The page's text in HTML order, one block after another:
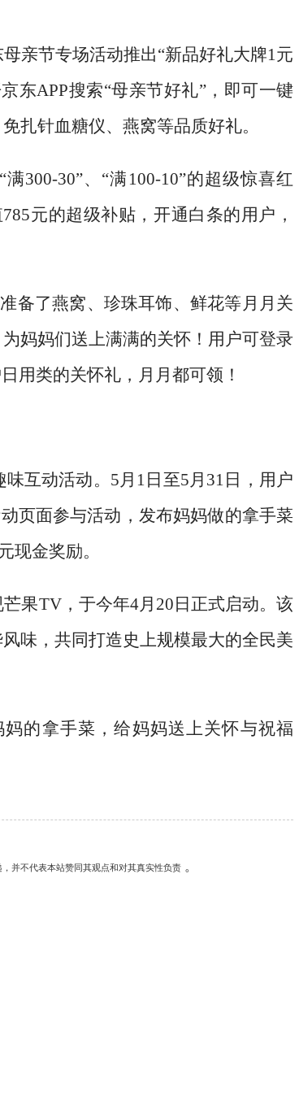
亲节专场活动推出“新品好礼大牌1元
东APP搜索“母亲节好礼”，即可一键
扎针血糖仪、燕窝等品质好礼。
满300-30”、“满100-10”的超级惊喜红
元的超级补贴，开通白条的用户，
备了燕窝、珍珠耳饰、鲜花等月月关
妈妈们送上满满的关怀！用户可登录
用类的关怀礼，月月都可领！
互动活动。 5月1日至5月31日，用户
页面参与活动，发布妈妈做的拿手菜
现金奖励。
果TV，于今年4月20日正式启动。该
味，共同打造史上规模最大的全民美
的拿手菜，给妈妈送上关怀与祝福
并不代表本站赞同其观点和对其真实性负责 。